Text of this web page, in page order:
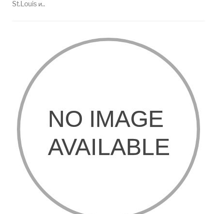
St.Louis и..